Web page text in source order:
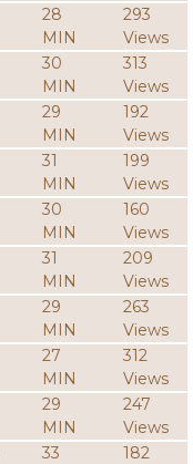
28
MIN
293
Views
30
MIN
313
Views
29
MIN
192
Views
31
MIN
199
Views
30
MIN
160
Views
31
MIN
209
Views
29
MIN
263
Views
27
MIN
312
Views
29
MIN
247
Views
33
182